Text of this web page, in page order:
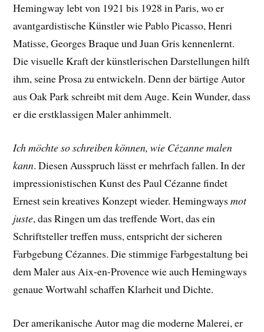
Hemingway lebt von 1921 bis 1928 in Paris, wo er
avantgardistische Künstler wie Pablo Picasso, Henri
Matisse, Georges Braque und Juan Gris kennenlernt.
Die visuelle Kraft der künstlerischen Darstellungen hilft
ihm, seine Prosa zu entwickeln. Denn der bärtige Autor
aus Oak Park schreibt mit dem Auge. Kein Wunder, dass
er die erstklassigen Maler anhimmelt.
Ich möchte so schreiben können, wie Cézanne malen
kann. Diesen Ausspruch lässt er mehrfach fallen. In der
impressionistischen Kunst des Paul Cézanne findet
Ernest sein kreatives Konzept wieder. Hemingwaysmot
juste, das Ringen um das treffende Wort, das ein
Schriftsteller treffen muss, entspricht der sicheren
Farbgebung Cézannes. Die stimmige Farbgestaltung bei
dem Maler aus Aix-en-Provence wie auch Hemingways
genaue Wortwahl schaffen Klarheit und Dichte.
Der amerikanische Autor mag die moderne Malerei, er